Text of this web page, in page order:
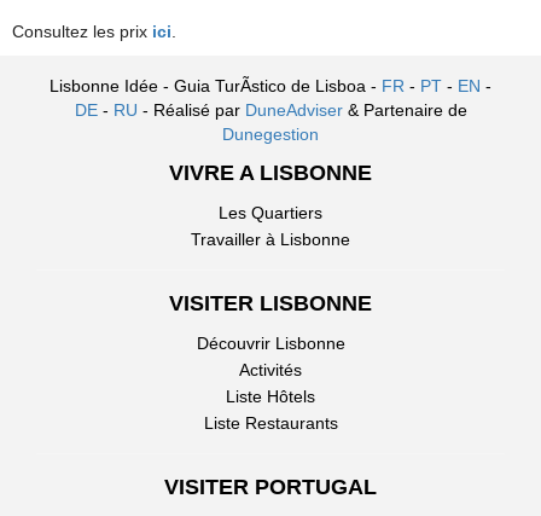
Consultez les prix ici.
Lisbonne Idée - Guia TurÃ­stico de Lisboa - FR - PT - EN -
DE- RU - Réalisé par DuneAdviser & Partenaire de
Dunegestion
VIVRE A LISBONNE
Les Quartiers
Travailler à Lisbonne
VISITER LISBONNE
Découvrir Lisbonne
Activités
Liste Hôtels
Liste Restaurants
VISITER PORTUGAL